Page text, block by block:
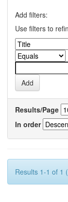
Add filters:
Use filters to
Results/Page
In order
Results 1-1 of 1